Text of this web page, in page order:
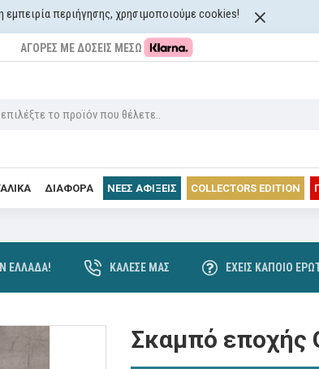
εμπειρία περιήγησης, χρησιμοποιούμε cookies!
ΑΓΟΡΈΣ ΜΕ ΔΌΣΕΙΣ ΜΈΣΩ
ΔΙΆΦΟΡΑ ΝΈΕΣ ΑΦΊΞΕΙΣ COLLECTORS EDITION
ΕΛΛΆΔΑ! ΚΆΛΕΣΈ ΜΑΣ ΈΧΕΙΣ ΚΆΠΟΙΟ
Σκαμπό εποχής